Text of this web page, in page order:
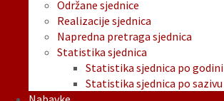
Održane sjednice
Realizacije sjednica
Napredna pretraga sjednica
Statistika sjednica
Statistika sjednica po godini
Statistika sjednica po sazivu